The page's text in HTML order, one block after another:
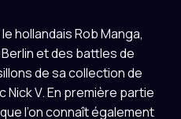
hollandais Rob Manga,
et des battles de
de sa collection de
Nick V. En première partie
l’on connaît également